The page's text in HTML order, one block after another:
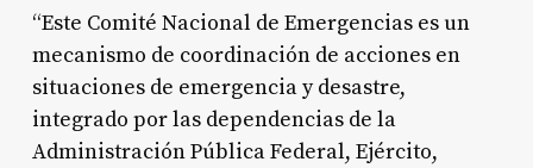
“Este Comité Nacional de Emergencias es un
mecanismo de coordinación de acciones en
situaciones de emergencia y desastre,
integrado por las dependencias de la
Administración Pública Federal, Ejército,